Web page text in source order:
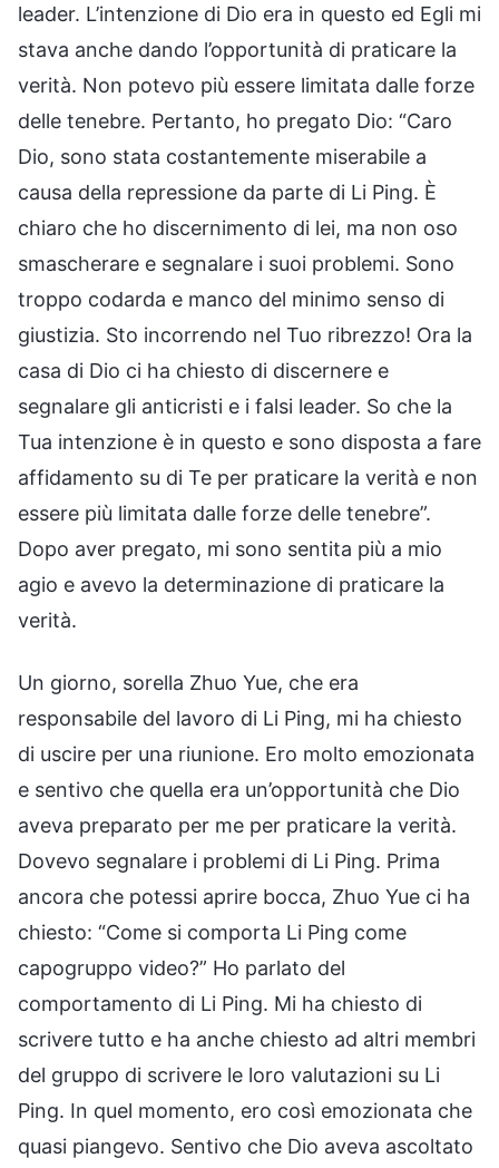
leader. L’intenzione di Dio era in questo ed Egli mi
stava anche dando l’opportunità di praticare la
verità. Non potevo più essere limitata dalle forze
delle tenebre. Pertanto, ho pregato Dio: “Caro
Dio, sono stata costantemente miserabile a
causa della repressione da parte di Li Ping. È
chiaro che ho discernimento di lei, ma non oso
smascherare e segnalare i suoi problemi. Sono
troppo codarda e manco del minimo senso di
giustizia. Sto incorrendo nel Tuo ribrezzo! Ora la
casa di Dio ci ha chiesto di discernere e
segnalare gli anticristi e i falsi leader. So che la
Tua intenzione è in questo e sono disposta a fare
affidamento su di Te per praticare la verità e non
essere più limitata dalle forze delle tenebre”.
Dopo aver pregato, mi sono sentita più a mio
agio e avevo la determinazione di praticare la
verità.
Un giorno, sorella Zhuo Yue, che era
responsabile del lavoro di Li Ping, mi ha chiesto
di uscire per una riunione. Ero molto emozionata
e sentivo che quella era un’opportunità che Dio
aveva preparato per me per praticare la verità.
Dovevo segnalare i problemi di Li Ping. Prima
ancora che potessi aprire bocca, Zhuo Yue ci ha
chiesto: “Come si comporta Li Ping come
capogruppo video?” Ho parlato del
comportamento di Li Ping. Mi ha chiesto di
scrivere tutto e ha anche chiesto ad altri membri
del gruppo di scrivere le loro valutazioni su Li
Ping. In quel momento, ero così emozionata che
quasi piangevo. Sentivo che Dio aveva ascoltato